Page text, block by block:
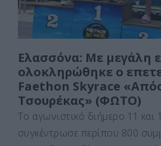
Ελασσόνα: Με μεγάλη
ολοκληρώθηκε ο
Faethon Skyrace
Τσουρέκας» (ΦΩΤΟ)
Το αγωνιστικό διήμερο 11 και
συγκέντρωσε περίπου 800